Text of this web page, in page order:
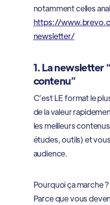
notamment celles
https://
newsletter/
1. La newsletter
contenu”
C’est LE format le
de la valeur
les meilleurs
études, outils) et
audience.
Pourquoi ça marche ?
Parce que vous